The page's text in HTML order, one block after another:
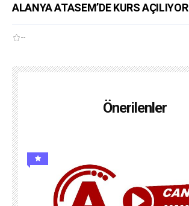
ALANYA ATASEM’DE KURS AÇILIYOR
--
Önerilenler